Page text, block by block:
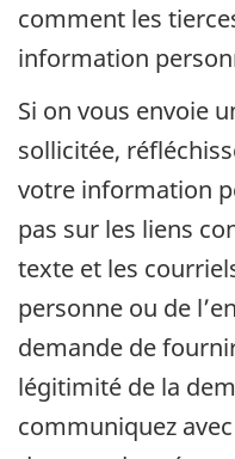
comment les
information
Si on vous envoie
sollicitée,
votre information
pas sur les liens
texte et les
personne ou de
demande de
légitimité de la
communiquez